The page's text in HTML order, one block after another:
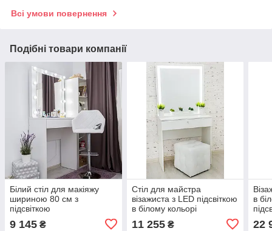
Всі умови повернення
Подібні товари компанії
Білий стіл для макіяжу
шириною 80 см з
підсвіткою
9 145 ₴
Стіл для майстра
візажиста з LED підсвіткою
в білому кольорі
11 255₴
в
22